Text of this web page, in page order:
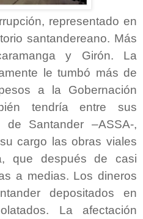
representado en
santandereano. Más
y Girón. La
le tumbó más de
a la Gobernación
tendría entre sus
de Santander –ASSA-,
cargo las obras viales
que después de casi
a medias. Los dineros
depositados en
La afectación